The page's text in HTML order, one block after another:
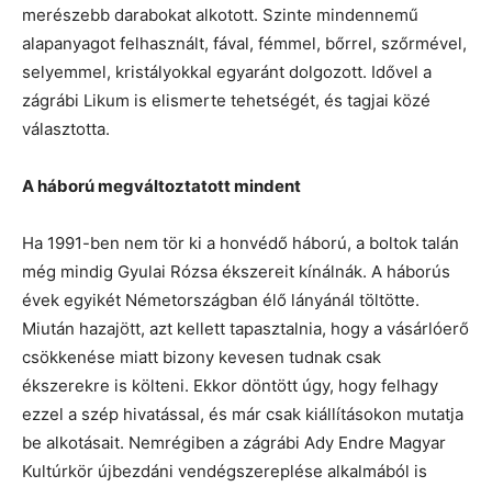
merészebb darabokat alkotott. Szinte mindennemű
alapanyagot felhasznált, fával, fémmel, bőrrel, szőrmével,
selyemmel, kristályokkal egyaránt dolgozott. Idővel a
zágrábi Likum is elismerte tehetségét, és tagjai közé
választotta.
A háború megváltoztatott mindent
Ha 1991-ben nem tör ki a honvédő háború, a boltok talán
még mindig Gyulai Rózsa ékszereit kínálnák. A háborús
évek egyikét Németországban élő lányánál töltötte.
Miután hazajött, azt kellett tapasztalnia, hogy a vásárlóerő
csökkenése miatt bizony kevesen tudnak csak
ékszerekre is költeni. Ekkor döntött úgy, hogy felhagy
ezzel a szép hivatással, és már csak kiállításokon mutatja
be alkotásait. Nemrégiben a zágrábi Ady Endre Magyar
Kultúrkör újbezdáni vendégszereplése alkalmából is